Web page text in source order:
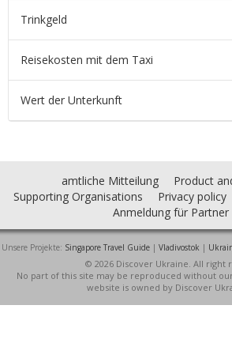
Trinkgeld
Reisekosten mit dem Taxi
Wert der Unterkunft
amtliche Mitteilung
Product
Supporting Organisations
Privacy policy
Anmeldung für Partner
Unsere Projekte: Singapore Travel Guide| Vladivostok |
© 2026 Discover Ukraine. All right
No part of this site may be reproduced without
website is owned by Discover